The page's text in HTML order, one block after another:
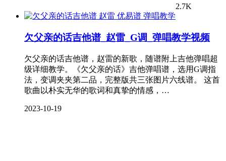
2.7K
弹唱教学
欠父亲的话吉他谱_赵雷_G调_弹唱教学视频
欠父亲的话吉他谱，赵雷的新歌，随谱附上吉他弹唱超
级详细教学。《欠父亲的话》吉他弹唱谱，选用G调指
法，变调夹夹第二品，完整版共三张图片六线谱。 这首
歌曲以朴实无华的歌词和真挚的情感，…
2023-10-19